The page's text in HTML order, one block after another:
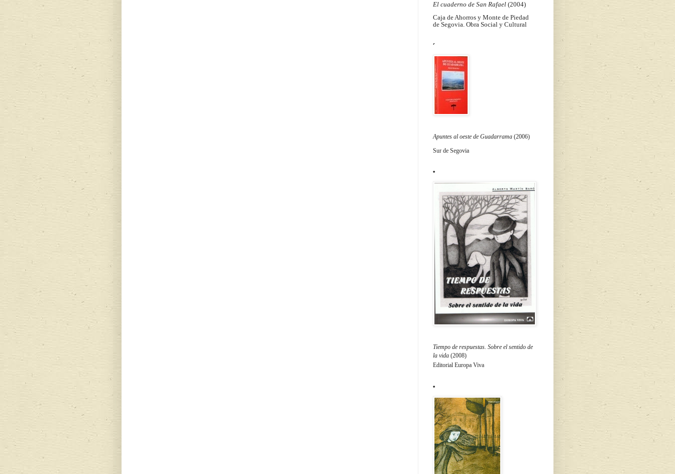
El cuaderno de San Rafael (2004)
Caja de Ahorros y Monte de Piedad
de Segovia. Obra Social y Cultural
´
Apuntes al oeste de Guadarrama (2006)
Sur de Segovia
*
Tiempo de respuestas. Sobre el sentido de
la vida (2008)
Editorial Europa Viva
*